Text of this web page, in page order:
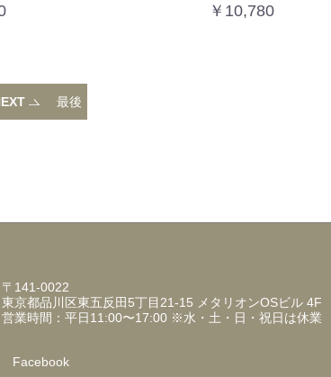
￥10,780
最後
〒141-0022
東京都品川区東五反田5丁目21-15 メタリオンOSビル 4F
営業時間：平日11:00〜17:00 ※水・土・日・祝日は休業
Facebook